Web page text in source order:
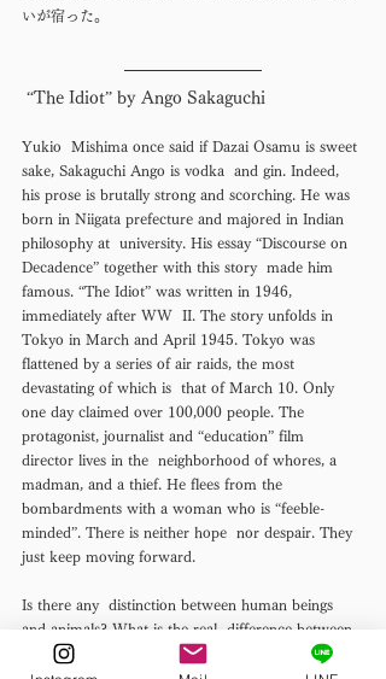
いが宿った。
“The Idiot” by Ango Sakaguchi
Yukio  Mishima once said if Dazai Osamu is sweet
sake, Sakaguchi Ango is vodka  and gin. Indeed,
his prose is brutally strong and scorching. He was
born in Niigata prefecture and majored in Indian
philosophy at  university. His essay “Discourse on
Decadence” together with this story  made him
famous. “The Idiot” was written in 1946,
immediately after WW  II. The story unfolds in
Tokyo in March and April 1945. Tokyo was
flattened by a series of air raids, the most
devastating of which is  that of March 10. Only
one day claimed over 100,000 people. The
protagonist, journalist and “education” film
director lives in the  neighborhood of whores, a
madman, and a thief. He flees from the
bombardments with a woman who is “feeble-
minded”. There is neither hope  nor despair. They
just keep moving forward.
Is there any  distinction between human beings
and animals? What is the real  difference between
the mad man and normal people? What